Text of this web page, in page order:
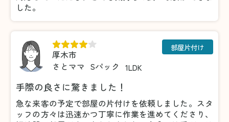
した。
厚木市
さとママ Sパック 1LDK
部屋片付け
手際の良さに驚きました！
急な来客の予定で部屋の片付けを依頼しました。スタ
ッフの方々は迅速かつ丁寧に作業を進めてくださり、